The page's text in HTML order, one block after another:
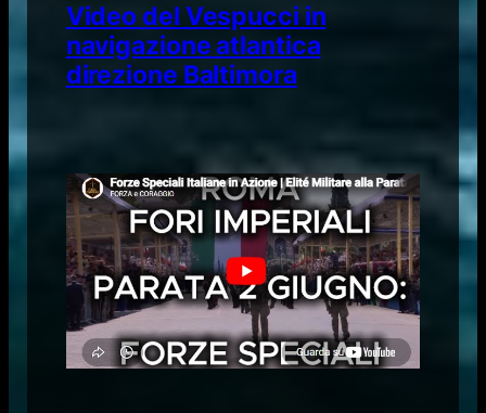
Video del Vespucci in
navigazione atlantica
direzione Baltimora